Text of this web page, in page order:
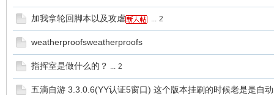
加我拿轮回脚本以及攻虐 ... 2
weatherproofsweatherproofs
指挥室是做什么的？ ... 2
五滴自游 3.3.0.6(YY认证5窗口) 这个版本挂刷的时候老是是自